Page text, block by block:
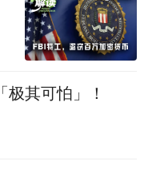
其可怕」！